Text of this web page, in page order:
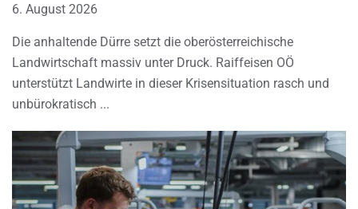
6. August 2026
Die anhaltende Dürre setzt die oberösterreichische
Landwirtschaft massiv unter Druck. Raiffeisen OÖ
unterstützt Landwirte in dieser Krisensituation rasch und
unbürokratisch